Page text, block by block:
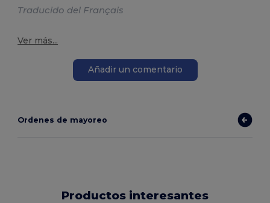
Traducido del Français
Ver más...
Añadir un comentario
Ordenes de mayoreo
Productos interesantes